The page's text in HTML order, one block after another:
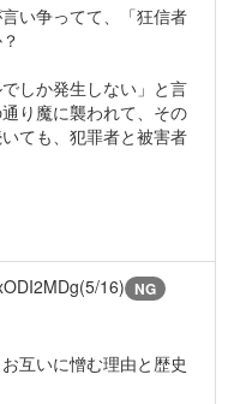
い争ってて、「狂信者
しか発生しない」と言
り魔に襲われて、その
ても、犯罪者と被害者
16) NG
互いに憎む理由と歴史